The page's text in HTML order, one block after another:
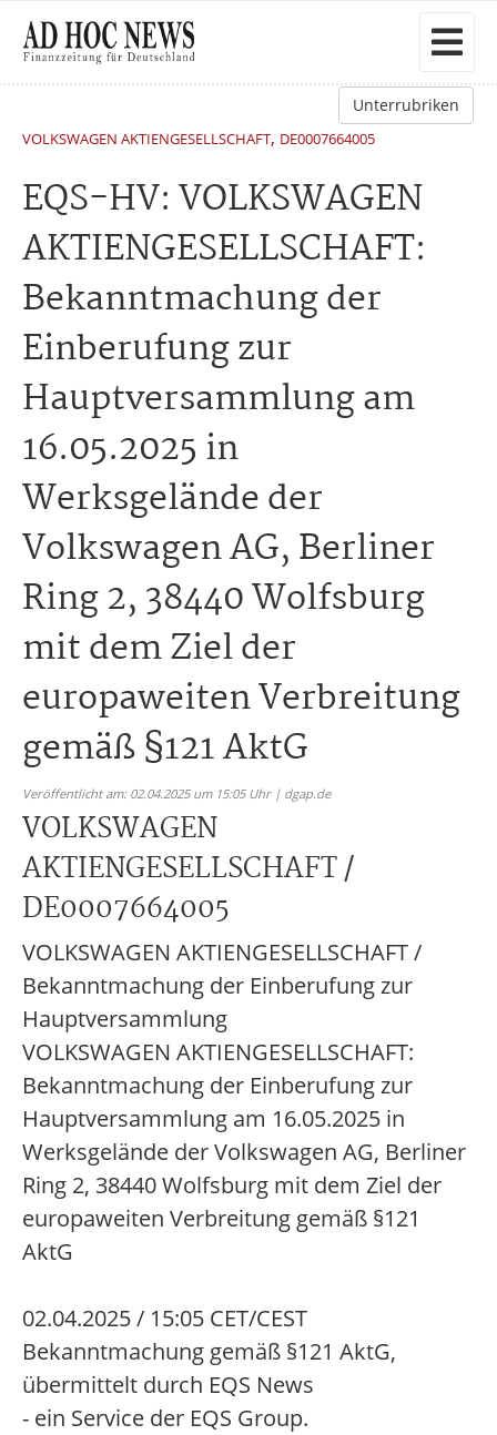
Unterrubriken
VOLKSWAGEN AKTIENGESELLSCHAFT, DE0007664005
EQS-HV: VOLKSWAGEN
AKTIENGESELLSCHAFT:
Bekanntmachung der
Einberufung zur
Hauptversammlung am
16.05.2025 in
Werksgelände der
Volkswagen AG, Berliner
Ring 2, 38440 Wolfsburg
mit dem Ziel der
europaweiten Verbreitung
gemäß §121 AktG
Veröffentlicht am: 02.04.2025 um 15:05 Uhr | dgap.de
VOLKSWAGEN
AKTIENGESELLSCHAFT /
DE0007664005
VOLKSWAGEN AKTIENGESELLSCHAFT /
Bekanntmachung der Einberufung zur
Hauptversammlung
VOLKSWAGEN AKTIENGESELLSCHAFT:
Bekanntmachung der Einberufung zur
Hauptversammlung am 16.05.2025 in
Werksgelände der Volkswagen AG, Berliner
Ring 2, 38440 Wolfsburg mit dem Ziel der
europaweiten Verbreitung gemäß §121
AktG
02.04.2025 / 15:05 CET/CEST
Bekanntmachung gemäß §121 AktG,
übermittelt durch EQS News
- ein Service der EQS Group.